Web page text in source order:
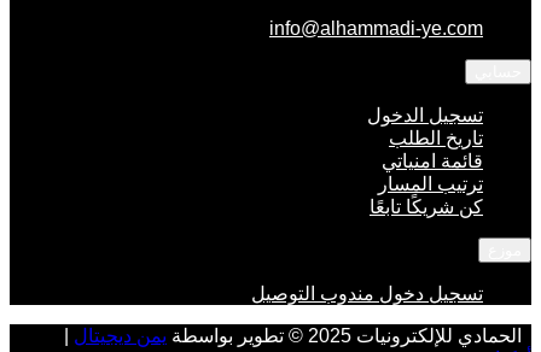
info@alhammadi-ye.com
تسجيل الدخول
تاريخ الطلب
قائمة امنياتي
ترتيب المسار
كن شريكًا تابعًا
تسجيل دخول مندوب التوصيل
الحمادي للإلكترونيات 2025 © تطوير بواسطة يمن ديجيتال